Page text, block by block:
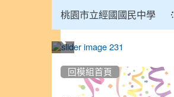
桃園市立經國國民中學
回模組首頁